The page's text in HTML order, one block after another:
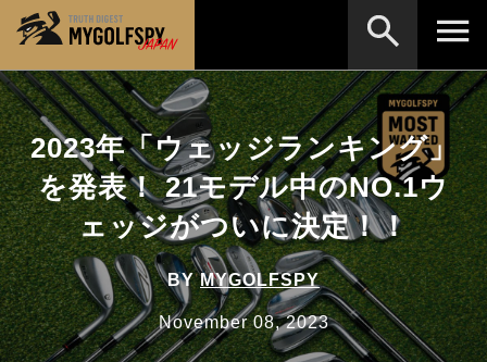
2023年「ウェッジランキング」
を発表！ 21モデル中のNO.1ウ
ェッジがついに決定！！
BYMYGOLFSPY
November 08, 2023
MOST WANTED テストランキング
NEW RELEASES 新製品情報
HOW TO ゴルフ上達・実践テクニック
LAB テスト・データ検証
Golf News ゴルフニュース
REVIEWS 製品レビュー
※メーカー名やクラブ名など、検索したい事柄を入
力してください。
検索